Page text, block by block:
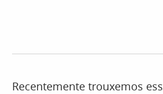
Recentemente trouxemos